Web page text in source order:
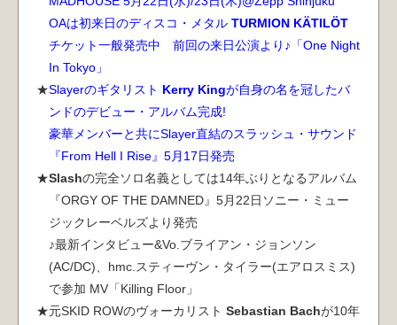
OAは初来日のディスコ・メタル TURMION KÄTILÖT
チケット一般発売中 前回の来日公演より♪「One Night
In Tokyo」
Slayerのギタリスト Kerry Kingが自身の名を冠したバ
ンドのデビュー・アルバム完成!
豪華メンバーと共にSlayer直結のスラッシュ・サウンド
『From Hell I Rise』5月17日発売
Slashの完全ソロ名義としては14年ぶりとなるアルバム
『ORGY OF THE DAMNED』5月22日ソニー・ミュー
ジックレーベルズより発売
♪最新インタビュー&Vo.ブライアン・ジョンソン
(AC/DC)、hmc.スティーヴン・タイラー(エアロスミス)
で参加 MV「Killing Floor」
元SKID ROWのヴォーカリスト Sebastian Bachが10年